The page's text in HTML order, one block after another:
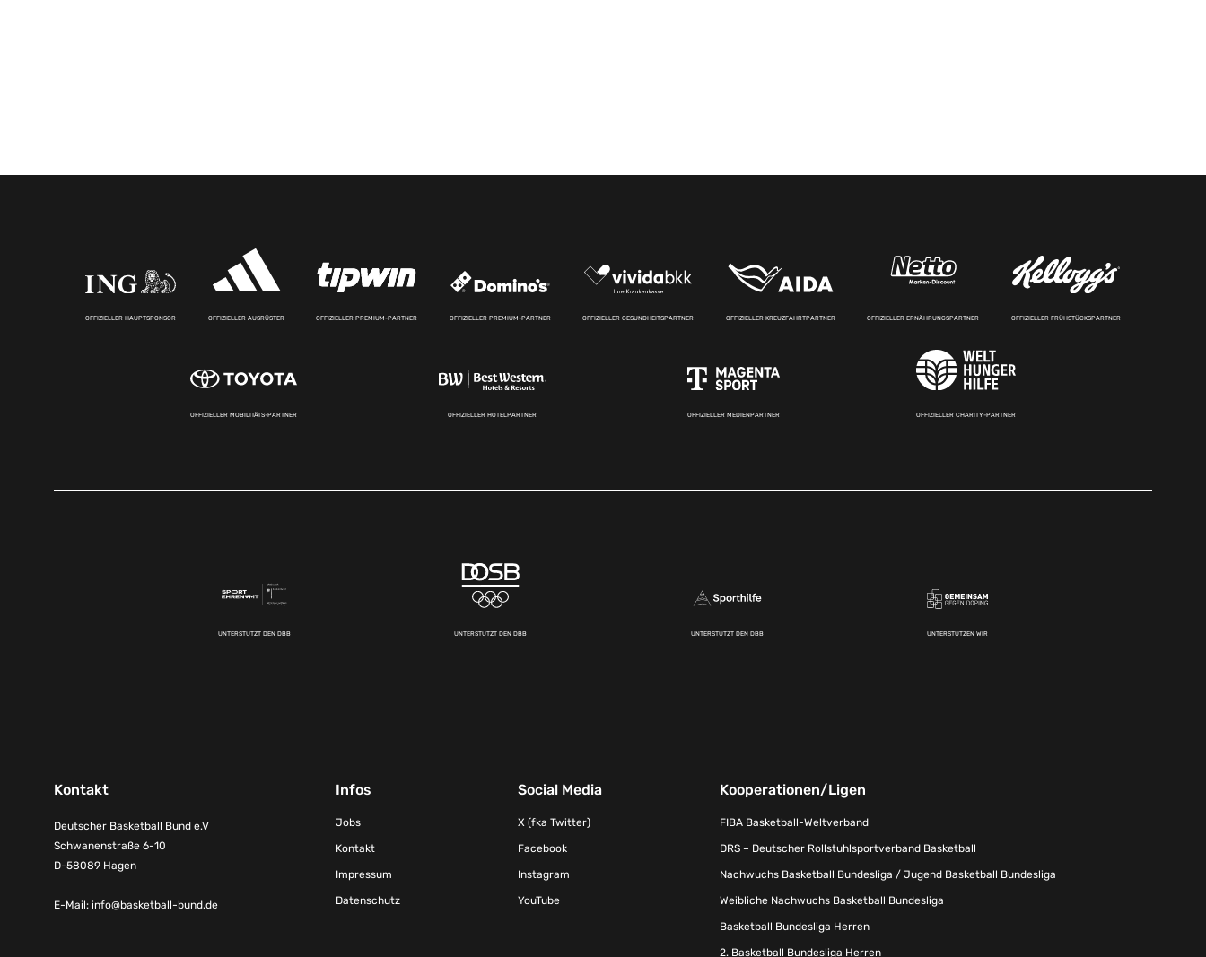
OFFIZIELLER HAUPTSPONSOR OFFIZIELLER AUSRÜSTER OFFIZIELLER PREMIUM-PARTNER OFFIZIELLER PREMIUM-PARTNER OFFIZIELLER GESUNDHEITSPARTNER OFFIZIELLER KREUZFAHRTPARTNER OFFIZIELLER ERNÄHRUNGSPARTNER OFFIZIELLER FRÜHSTÜCKSPARTNER
OFFIZIELLER MOBILITÄTS-PARTNER OFFIZIELLER HOTELPARTNER OFFIZIELLER MEDIENPARTNER OFFIZIELLER CHARITY-PARTNER
UNTERSTÜTZT DEN DBB UNTERSTÜTZT DEN DBB UNTERSTÜTZT DEN DBB UNTERSTÜTZEN WIR
Kontakt
Deutscher Basketball Bund e.V
Schwanenstraße 6-10
D-58089 Hagen
E-Mail: info@basketball-bund.de
Infos
Jobs
Kontakt
Impressum
Datenschutz
Social Media
X (fka Twitter)
Facebook
Instagram
YouTube
Kooperationen/Ligen
FIBA Basketball-Weltverband
DRS – Deutscher Rollstuhlsportverband Basketball
Nachwuchs Basketball Bundesliga / Jugend Basketball Bundesliga
Weibliche Nachwuchs Basketball Bundesliga
Basketball Bundesliga Herren
2. Basketball Bundesliga Herren